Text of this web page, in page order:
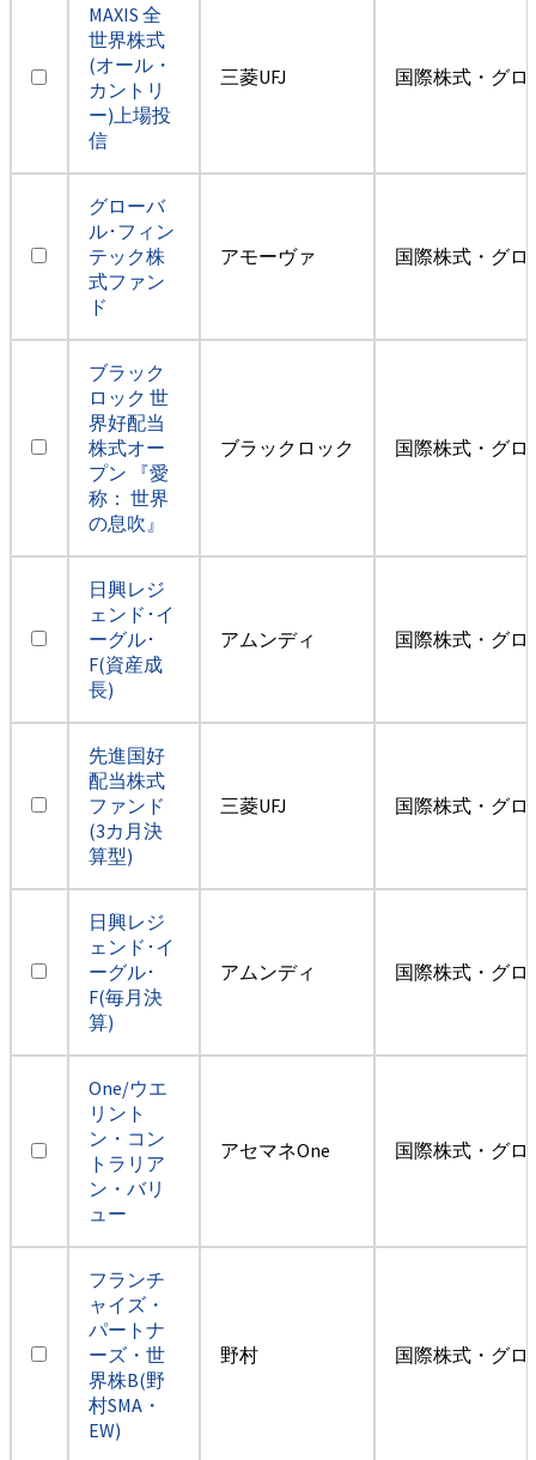
MAXIS 全
世界株式
(オール・
カントリ
ー)上場投
信
三菱UFJ 国際株式・グロ
グローバ
ル･フィン
テック株
式ファン
ド
アモーヴァ 国際株式・グロ
ブラック
ロック 世
界好配当
株式オー
プン 『愛
称： 世界
の息吹』
ブラックロック 国際株式・グロ
日興レジ
ェンド･イ
ーグル･
F(資産成
長)
アムンディ 国際株式・グロ
先進国好
配当株式
ファンド
(3カ月決
算型)
三菱UFJ 国際株式・グロ
日興レジ
ェンド･イ
ーグル･
F(毎月決
算)
アムンディ 国際株式・グロ
One/ウエ
リント
ン・コン
トラリア
ン・バリ
ュー
アセマネOne 国際株式・グロ
フランチ
ャイズ・
パートナ
ーズ・世
界株B(野
村SMA・
EW)
野村 国際株式・グロ